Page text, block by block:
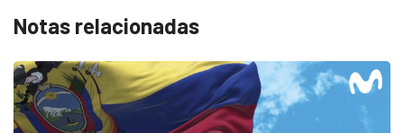
Notas relacionadas